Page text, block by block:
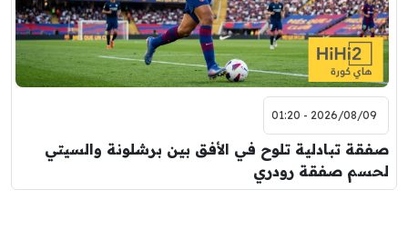
2026/08/09 - 01:20
صفقة تبادلية تلوح في الأفق بين برشلونة والسيتي
لحسم صفقة رودري